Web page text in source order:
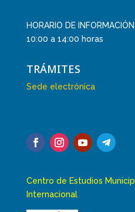
HORARIO DE
10:00 a 14:00 horas
TRÁMITES
Sede electrónica
Centro de Estudios
Internacional